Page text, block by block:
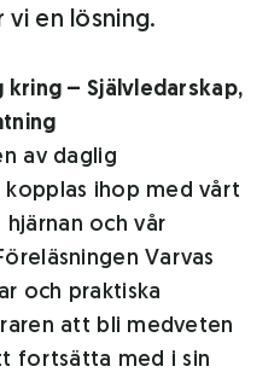
vi en lösning.
kring – Självledarskap,
av daglig
ihop med vårt
och vår
Varvas
och praktiska
att bli medveten
fortsätta med i sin